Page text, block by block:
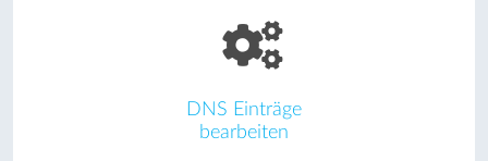
DNS Einträge
bearbeiten